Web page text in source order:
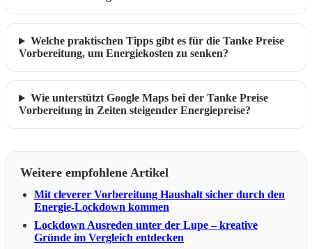
Welche praktischen Tipps gibt es für die Tanke Preise
Vorbereitung, um Energiekosten zu senken?
Wie unterstützt Google Maps bei der Tanke Preise
Vorbereitung in Zeiten steigender Energiepreise?
Weitere empfohlene Artikel
Mit cleverer Vorbereitung Haushalt sicher durch den
Energie-Lockdown kommen
Lockdown Ausreden unter der Lupe – kreative
Gründe im Vergleich entdecken